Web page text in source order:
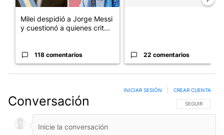
Milei despidió a Jorge Messi
y cuestionó a quienes crit...
118 comentarios 22 comentarios
Conversación SIGA ESTA
SEGUIR
INICIAR SESIÓN CREAR CUENTA